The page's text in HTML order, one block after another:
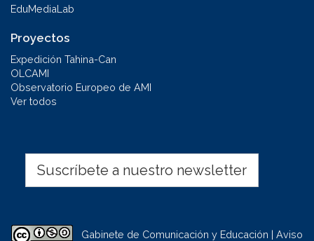
EduMediaLab
Proyectos
Expedición Tahina-Can
OLCAMI
Observatorio Europeo de AMI
Ver todos
Suscríbete a nuestro newsletter
Gabinete de Comunicación y Educación | Aviso